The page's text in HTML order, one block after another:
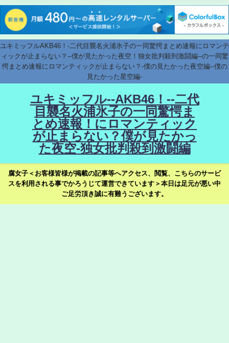
ユキミッフルAKB46！-二代目襲名火浦氷子の一同驚愕まとめ速報にロマンテ
ィックが止まらない？--僕が見たかった夜空！独女批判殺到激闘編--の一同驚
愕まとめ速報にロマンティックが止まらない？-僕の見たかった夜空編--僕の
見たかった星空編-
ユキミッフル--AKB46！--二代
目襲名火浦氷子の一同驚愕ま
とめ速報！にロマンティック
が止まらない？僕が見たかっ
た夜空-独女批判殺到激闘編
腐女子＜お客様皆様が掲載の記事等へアクセス、閲覧、こちらのサービ
スを利用される事でかろうじて運営できています＞本日は足元が悪い中
ご足労頂き誠に有難うございます。